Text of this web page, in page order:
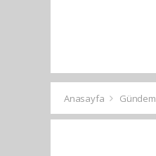
Anasayfa Gündem